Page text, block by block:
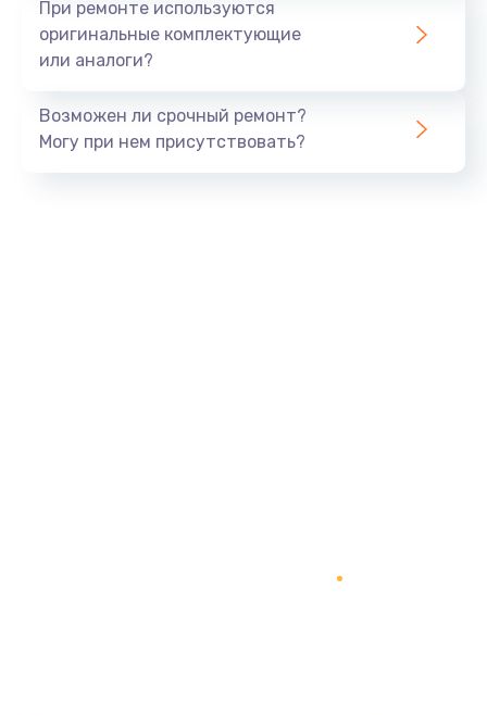
При ремонте используются
оригинальные комплектующие
или аналоги?
Возможен ли срочный ремонт?
Могу при нем присутствовать?